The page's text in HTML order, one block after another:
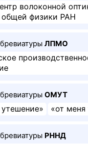
волоконной
общей физики РАН
ЛПМО
ОМУТ
«от меня
РННД